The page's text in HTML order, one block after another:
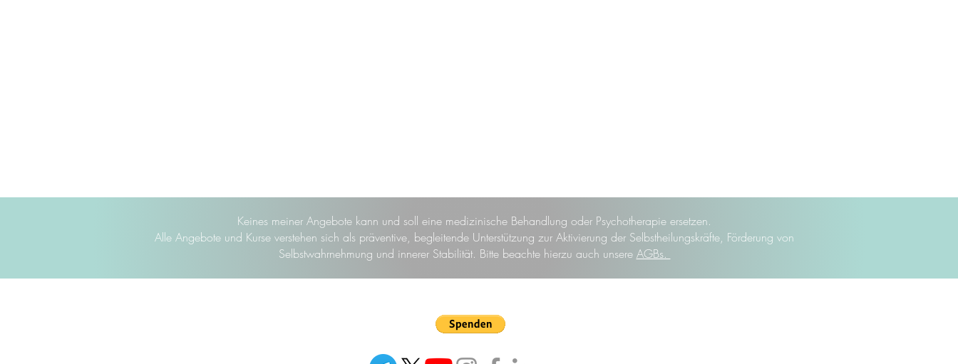
Keines meiner Angebote kann und soll eine medizinische Behandlung oder Psychotherapie ersetzen.
Alle Angebote und Kurse verstehen sich als präventive, begleitende Unterstützung zur Aktivierung der Selbstheilungskräfte, Förderung von
Selbstwahrnehmung und innerer Stabilität. Bitte beachte hierzu auch unsere AGBs.